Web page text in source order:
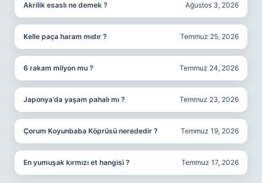
Akrilik esaslı ne demek ? Ağustos 3, 2026
Kelle paça haram mıdır ? Temmuz 25, 2026
6 rakam milyon mu ? Temmuz 24, 2026
Japonya’da yaşam pahalı mı ? Temmuz 23, 2026
Çorum Koyunbaba Köprüsü nerededir ? Temmuz 19, 2026
En yumuşak kırmızı et hangisi ? Temmuz 17, 2026